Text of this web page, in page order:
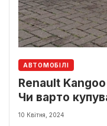
АВТОМОБІЛІ
Renault
Чи варто
10 Квітня, 2024